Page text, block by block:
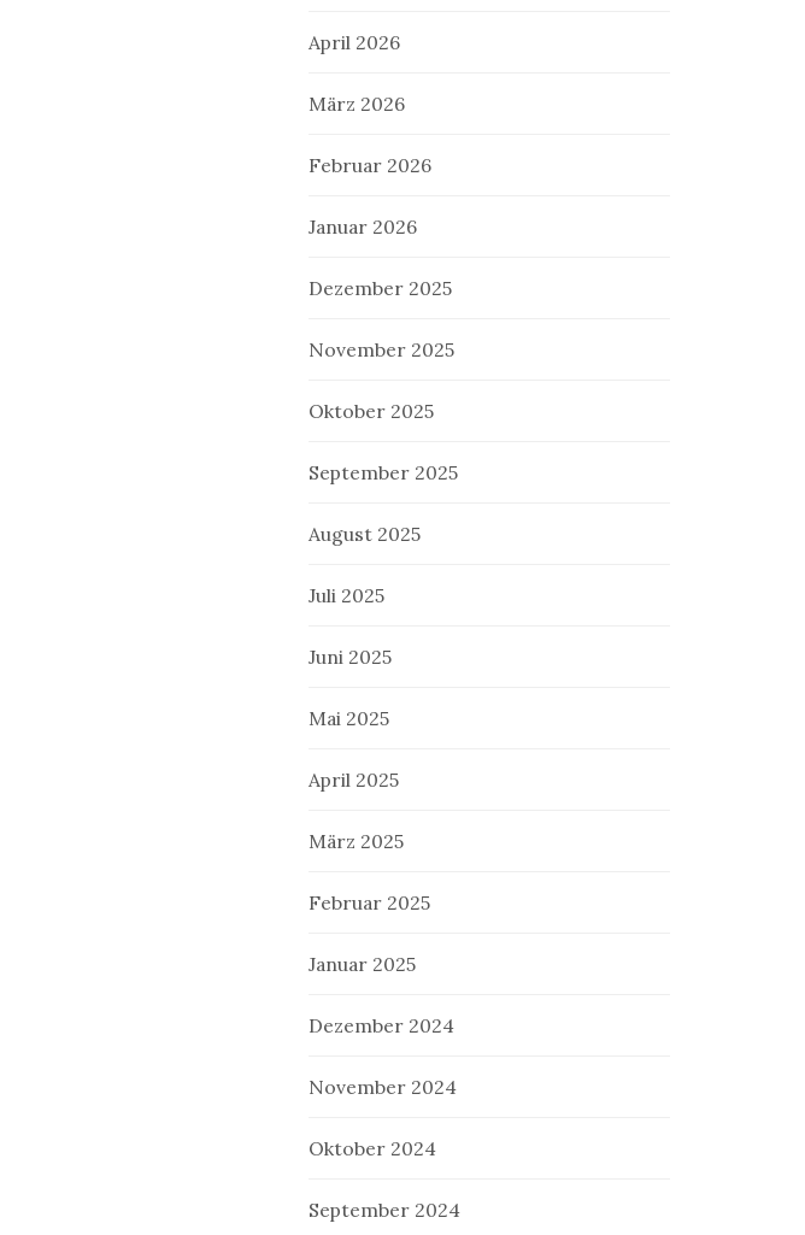
April 2026
März 2026
Februar 2026
Januar 2026
Dezember 2025
November 2025
Oktober 2025
September 2025
August 2025
Juli 2025
Juni 2025
Mai 2025
April 2025
März 2025
Februar 2025
Januar 2025
Dezember 2024
November 2024
Oktober 2024
September 2024